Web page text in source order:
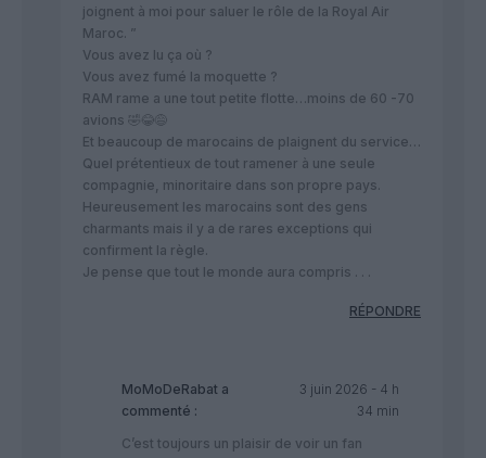
joignent à moi pour saluer le rôle de la Royal Air
Maroc. ”
Vous avez lu ça où ?
Vous avez fumé la moquette ?
RAM rame a une tout petite flotte…moins de 60 -70
avions 🤣😂😅
Et beaucoup de marocains de plaignent du service…
Quel prétentieux de tout ramener à une seule
compagnie, minoritaire dans son propre pays.
Heureusement les marocains sont des gens
charmants mais il y a de rares exceptions qui
confirment la règle.
Je pense que tout le monde aura compris . . .
RÉPONDRE
MoMoDeRabat a
commenté :
3 juin 2026 - 4 h
34 min
C’est toujours un plaisir de voir un fan